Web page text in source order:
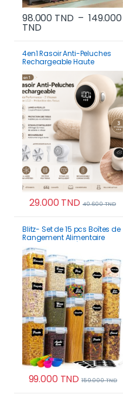
98.000 TND – 149.000
TNDPlage de prix :
4en1 Rasoir Anti-Peluches
Rechargeable Haute
Performance – 3 Vitesses &
Écran LCD, Protection des
Tissus
29.000TND 40.600TND
Blitz- Set de 15 pcs Boîtes de
Rangement Alimentaire
Hermétiques + Étiquettes
stylo Cuisine Placard
99.000TND 159.000TND